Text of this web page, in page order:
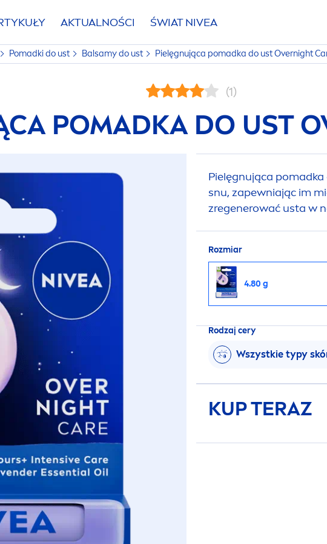
AKTUALNOŚCI ŚWIATNIVEA
Pomadki do ust Balsamy do ust Pielęgnująca pomadka do ust Overnight
(1)
POMADKA DO UST
Pielęgnująca
snu, zapewniając im
zregenerować usta w
Rozmiar
4.80 g
Rodzaj cery
Wszystkie typy
KUP TERAZ